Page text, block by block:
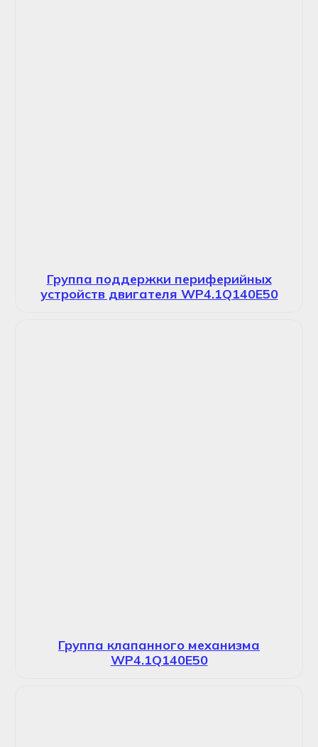
Группа поддержки периферийных
устройств двигателя WP4.1Q140E50
Группа клапанного механизма
WP4.1Q140E50